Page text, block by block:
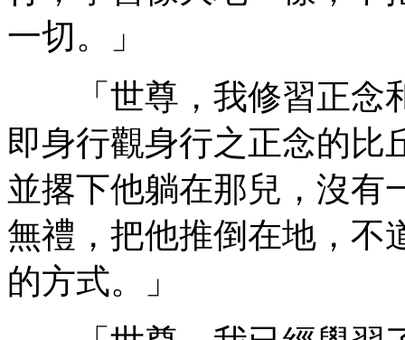
一切。」
「世尊，我修習正念
即身行觀身行之正念的比
並撂下他躺在那兒，沒有
無禮，把他推倒在地，不
的方式。」